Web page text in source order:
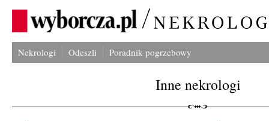
Nekrologi Odeszli Poradnik pogrzebowy
Inne nekrologi